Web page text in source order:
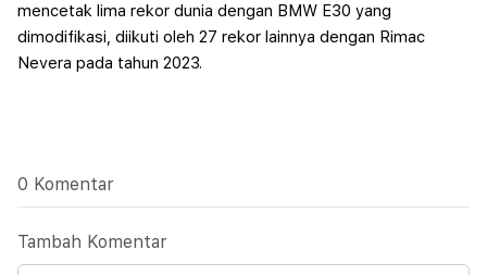
mencetak lima rekor dunia dengan BMW E30 yang
dimodifikasi, diikuti oleh 27 rekor lainnya dengan Rimac
Nevera pada tahun 2023.
0 Komentar
Tambah Komentar